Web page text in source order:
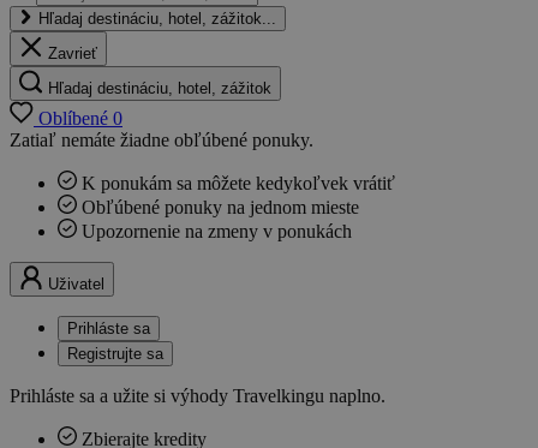
Hľadaj destináciu, hotel, zážitok...
Zavrieť
Hľadaj destináciu, hotel, zážitok
Oblíbené 0
Zatiaľ nemáte žiadne obľúbené ponuky.
K ponukám sa môžete kedykoľvek vrátiť
Obľúbené ponuky na jednom mieste
Upozornenie na zmeny v ponukách
Uživatel
Prihláste sa
Registrujte sa
Prihláste sa a užite si výhody Travelkingu naplno.
Zbierajte kredity